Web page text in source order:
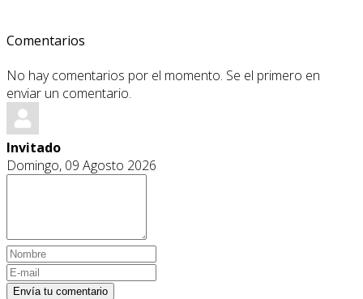
Comentarios
No hay comentarios por el momento. Se el primero en
enviar un comentario.
Invitado
Domingo, 09 Agosto 2026
Envía tu comentario